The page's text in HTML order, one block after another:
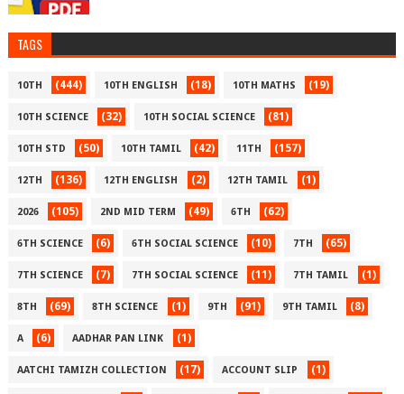
TAGS
10TH (444) 10TH ENGLISH (18) 10TH MATHS (19)
10TH SCIENCE (32) 10TH SOCIAL SCIENCE (81)
10TH STD (50) 10TH TAMIL (42) 11TH (157)
12TH (136) 12TH ENGLISH (2) 12TH TAMIL (1)
2026 (105) 2ND MID TERM (49) 6TH (62)
6TH SCIENCE (6) 6TH SOCIAL SCIENCE (10) 7TH (65)
7TH SCIENCE (7) 7TH SOCIAL SCIENCE (11) 7TH TAMIL (1)
8TH (69) 8TH SCIENCE (1) 9TH (91) 9TH TAMIL (8)
A (6) AADHAR PAN LINK (1)
AATCHI TAMIZH COLLECTION (17) ACCOUNT SLIP (1)